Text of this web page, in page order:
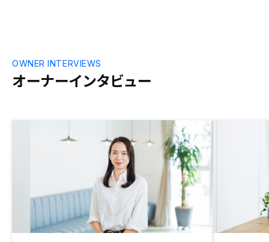
オーナーインタビュー
OWNER INTERVIEWS